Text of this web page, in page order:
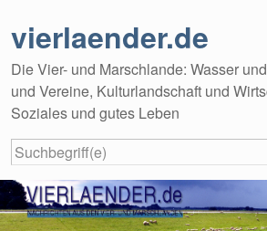
vierlaender.de
Die Vier- und Marschlande: Wasser
und Vereine, Kulturlandschaft und
Soziales und gutes Leben